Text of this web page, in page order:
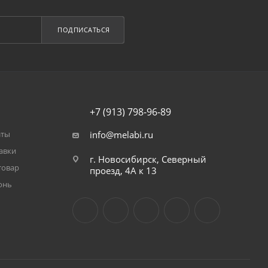
ПОДПИСАТЬСЯ
+7 (913) 798-96-89
info@melabi.ru
г. Новосибирск, Северный
проезд, 4А к 13